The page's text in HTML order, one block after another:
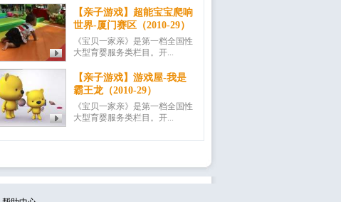
【亲子游戏】超能宝宝爬响
世界-厦门赛区（2010-29）
《宝贝一家亲》是第一档全国性
大型育婴服务类栏目。开...
【亲子游戏】游戏屋-我是
霸王龙（2010-29）
《宝贝一家亲》是第一档全国性
大型育婴服务类栏目。开...